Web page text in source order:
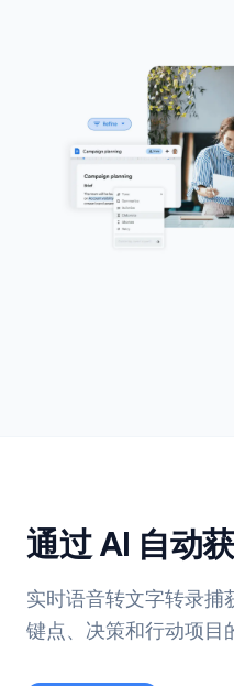
通过 AI 自动
实时语音转文字转录捕
键点、决策和行动项目